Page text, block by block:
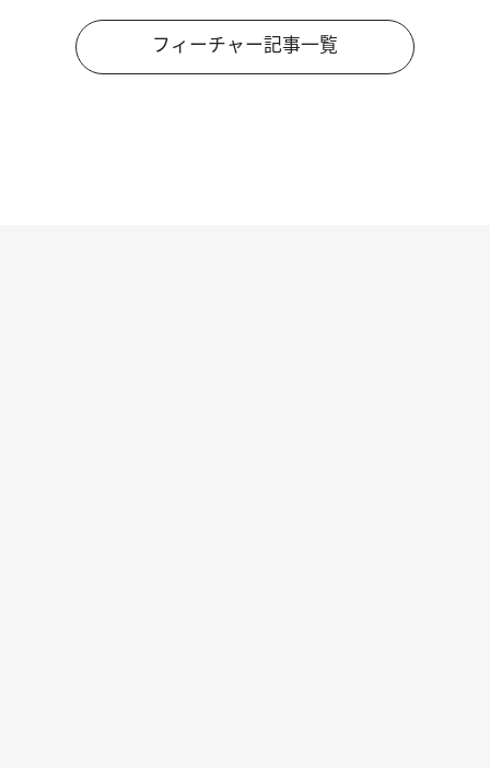
フィーチャー記事一覧